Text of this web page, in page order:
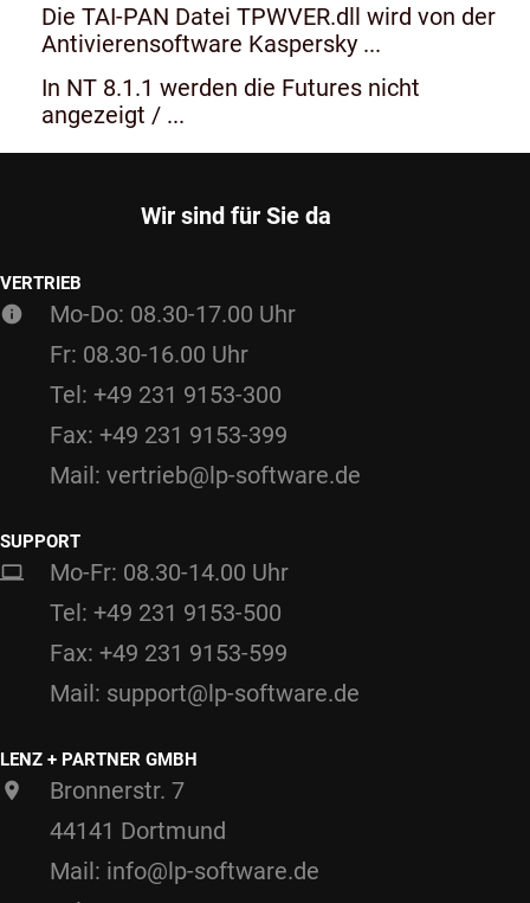
Die TAI-PAN Datei TPWVER.dll wird von der
Antivierensoftware Kaspersky ...
In NT 8.1.1 werden die Futures nicht
angezeigt / ...
Wir sind für Sie da
VERTRIEB
Mo-Do: 08.30-17.00 Uhr
Fr: 08.30-16.00 Uhr
Tel: +49 231 9153-300
Fax: +49 231 9153-399
Mail: vertrieb@lp-software.de
SUPPORT
Mo-Fr: 08.30-14.00 Uhr
Tel: +49 231 9153-500
Fax: +49 231 9153-599
Mail: support@lp-software.de
LENZ + PARTNER GMBH
Bronnerstr. 7
44141 Dortmund
Mail: info@lp-software.de